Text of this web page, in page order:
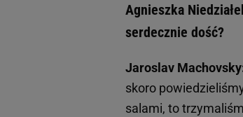
Agnieszka
serdecznie dość?
Jaroslav
skoro
salami, to